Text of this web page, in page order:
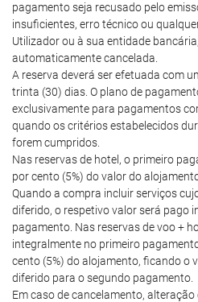
pagamento seja recusado pelo
insuficientes, erro técnico ou
Utilizador ou à sua entidade
automaticamente cancelada.
A reserva deverá ser efetuada com
trinta (30) dias. O plano de
exclusivamente para pagamentos
quando os critérios estabelecidos
forem cumpridos.
Nas reservas de hotel, o primeiro
por cento (5%) do valor do
Quando a compra incluir serviços
diferido, o respetivo valor será pago
pagamento. Nas reservas de voo +
integralmente no primeiro
cento (5%) do alojamento, ficando o
diferido para o segundo pagamento.
Em caso de cancelamento,